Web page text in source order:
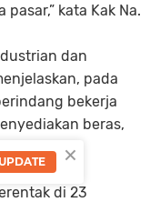
kata Kak Na.
dan
pada
bekerja
beras,
di 23
×
UPDATE